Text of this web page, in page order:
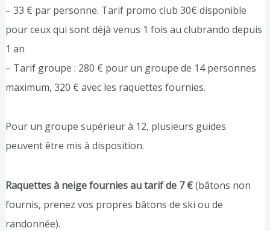
– 33 € par personne. Tarif promo club 30€ disponible
pour ceux qui sont déjà venus 1 fois au clubrando depuis
1 an
– Tarif groupe : 280 € pour un groupe de 14 personnes
maximum, 320 € avec les raquettes fournies.
Pour un groupe supérieur à 12, plusieurs guides
peuvent être mis à disposition.
Raquettes à neige fournies au tarif de 7 €(bâtons non
fournis, prenez vos propres bâtons de ski ou de
randonnée).